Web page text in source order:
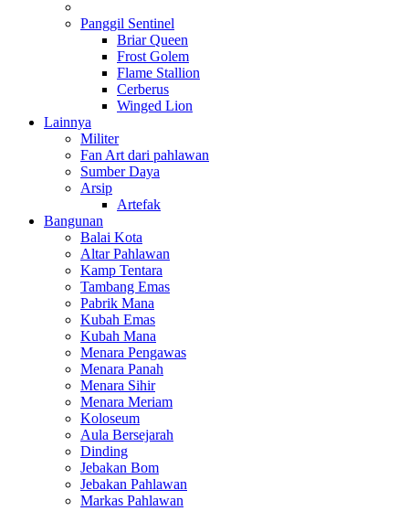
Panggil Sentinel
Briar Queen
Frost Golem
Flame Stallion
Cerberus
Winged Lion
Lainnya
Militer
Fan Art dari pahlawan
Sumber Daya
Arsip
Artefak
Bangunan
Balai Kota
Altar Pahlawan
Kamp Tentara
Tambang Emas
Pabrik Mana
Kubah Emas
Kubah Mana
Menara Pengawas
Menara Panah
Menara Sihir
Menara Meriam
Koloseum
Aula Bersejarah
Dinding
Jebakan Bom
Jebakan Pahlawan
Markas Pahlawan